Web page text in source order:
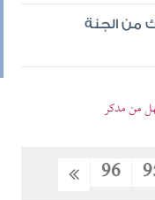
من الجنة
من مدكر
96